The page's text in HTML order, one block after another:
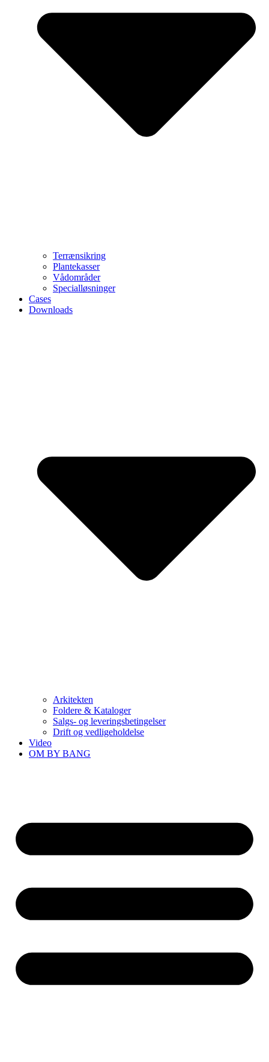
Terrænsikring
Plantekasser
Vådområder
Specialløsninger
Cases
Downloads
Arkitekten
Foldere & Kataloger
Salgs- og leveringsbetingelser
Drift og vedligeholdelse
Video
OM BY BANG